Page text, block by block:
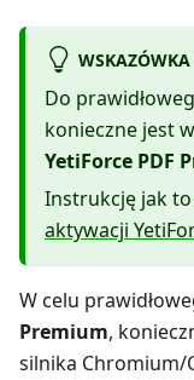
WSKAZÓWKA
Do
konieczne jest
YetiForce PDF
Instrukcję jak
aktywacji
W celu
Premium,
silnika Chromium/